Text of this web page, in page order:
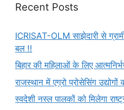
Recent Posts
ICRISAT-OLM साझेदारी से
बल !!
बिहार की महिलाओं के लिए
राजस्थान में एग्रो प्रोसेसिंग
स्वदेशी नस्ल पालकों को मिलेगा